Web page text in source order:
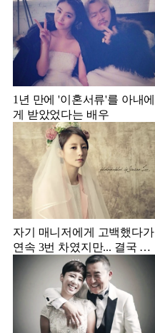
1년 만에 '이혼서류'를 아내에
게 받았었다는 배우
자기 매니저에게 고백했다가
연속 3번 차였지만... 결국 결
혼에 성공한 배우